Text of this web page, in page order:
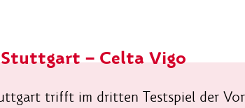
– Celta Vigo
trifft im dritten Testspiel der